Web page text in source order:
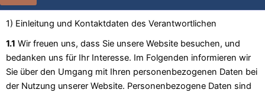
1) Einleitung und Kontaktdaten des Verantwortlichen
1.1 Wir freuen uns, dass Sie unsere Website besuchen, und
bedanken uns für Ihr Interesse. Im Folgenden informieren wir
Sie über den Umgang mit Ihren personenbezogenen Daten bei
der Nutzung unserer Website. Personenbezogene Daten sind